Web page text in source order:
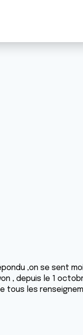
,on se sent
, depuis le 1
tous les